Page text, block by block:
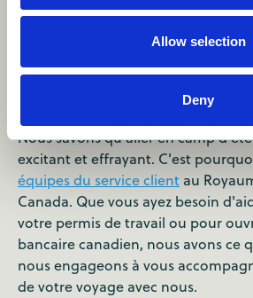
Allow selection
Deny
l'équipe de
avant, pendant et
camp
Nous savons qu'aller en camp
excitant et effrayant. C'est
équipes du service client au
Canada. Que vous ayez besoin
votre permis de travail ou pour
bancaire canadien, nous avons ce
nous engageons à vous
de votre voyage avec nous.